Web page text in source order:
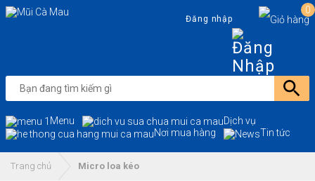
Đăng nhập
0
Menu
Dịch vụ
Nơi mua hàng
Tin tức
Trang chủ Micro loa kéo